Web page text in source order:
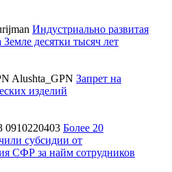
Индустриально развитая
десятки тысяч лет
Alushta_GPN Запрет на
изделий
0910220403 Более 20
субсидии от
СФР за найм сотрудников